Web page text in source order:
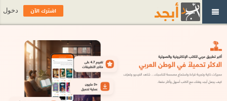
اشترك الآن دخول